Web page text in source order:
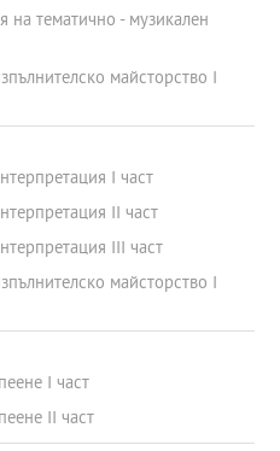
на тематично - музикален
майсторство I
I част
II част
III част
майсторство I
I част
ІІ част